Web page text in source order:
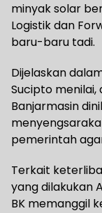
minyak solar
Logistik dan
baru-baru tadi.
Dijelaskan
Sucipto menilai,
Banjarmasin
pemerintah
Terkait
yang dilakukan
BK memanggil